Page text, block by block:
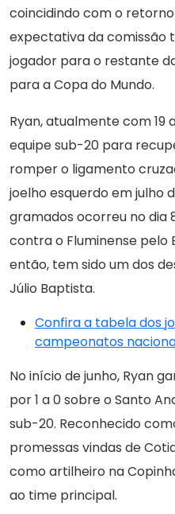
coincidindo com o
expectativa da comissão
jogador para o restante
para a Copa do Mundo.
Ryan, atualmente com 19
equipe sub-20 para
romper o ligamento
joelho esquerdo em julho
gramados ocorreu no dia
contra o Fluminense pelo
então, tem sido um dos
Júlio Baptista.
Confira a tabela dos
campeonatos
No início de junho, Ryan
por 1 a 0 sobre o Santo
sub-20. Reconhecido
promessas vindas de
como artilheiro na
ao time principal.